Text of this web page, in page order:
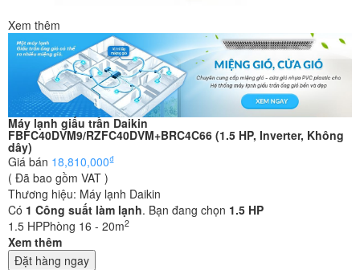
Xem thêm
Máy lạnh giấu trần Daikin
FBFC40DVM9/RZFC40DVM+BRC4C66 (1.5 HP, Inverter, Không
dây)
Giá bán 18,810,000₫
( Đã bao gồm VAT )
Thương hiệu: Máy lạnh Daikin
Có 1 Công suất làm lạnh. Bạn đang chọn 1.5 HP
1.5 HPPhòng 16 - 20m2
Xem thêm
Đặt hàng ngay